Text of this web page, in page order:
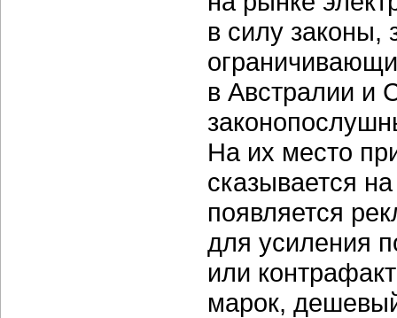
в силу
в Австралии и
На их место
сказывается
появляется
для усиления
или
марок,